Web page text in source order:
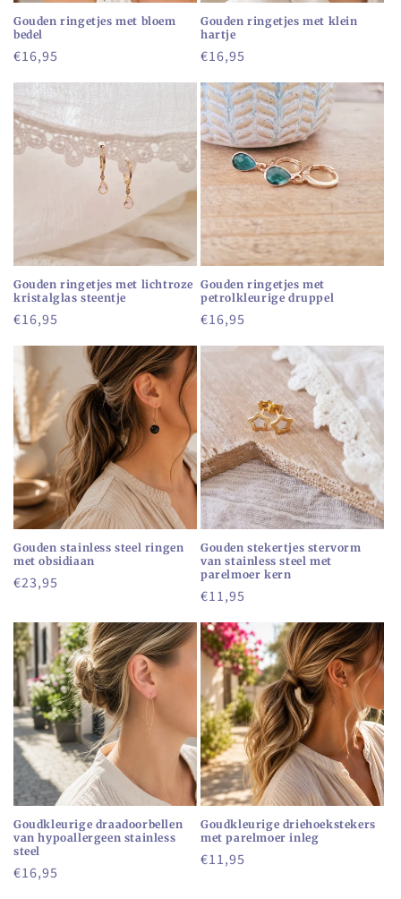
Gouden ringetjes met bloem
bedel
Normale
prijs
€16,95
Gouden ringetjes met klein
hartje
Normale
prijs
€16,95
Gouden ringetjes met lichtroze
kristalglas steentje
Normale
prijs
€16,95
Gouden ringetjes met
petrolkleurige druppel
Normale
prijs
€16,95
Gouden stainless steel ringen
met obsidiaan
Normale
€23,95
Gouden stekertjes stervorm
van stainless steel met
parelmoer kern
Normale
prijs
€11,95
Goudkleurige draadoorbellen
van hypoallergeen stainless
steel
Normale
€16,95
Goudkleurige driehoekstekers
met parelmoer inleg
Normale
€11,95